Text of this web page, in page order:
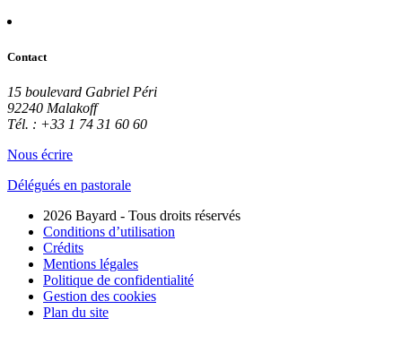
Contact
15 boulevard Gabriel Péri
92240 Malakoff
Tél. : +33 1 74 31 60 60
Nous écrire
Délégués en pastorale
2026 Bayard - Tous droits réservés
Conditions d’utilisation
Crédits
Mentions légales
Politique de confidentialité
Gestion des cookies
Plan du site